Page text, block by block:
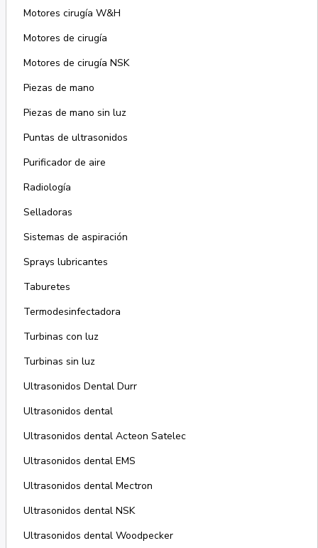
Motores cirugía W&H
Motores de cirugía
Motores de cirugía NSK
Piezas de mano
Piezas de mano sin luz
Puntas de ultrasonidos
Purificador de aire
Radiología
Selladoras
Sistemas de aspiración
Sprays lubricantes
Taburetes
Termodesinfectadora
Turbinas con luz
Turbinas sin luz
Ultrasonidos Dental Durr
Ultrasonidos dental
Ultrasonidos dental Acteon Satelec
Ultrasonidos dental EMS
Ultrasonidos dental Mectron
Ultrasonidos dental NSK
Ultrasonidos dental Woodpecker